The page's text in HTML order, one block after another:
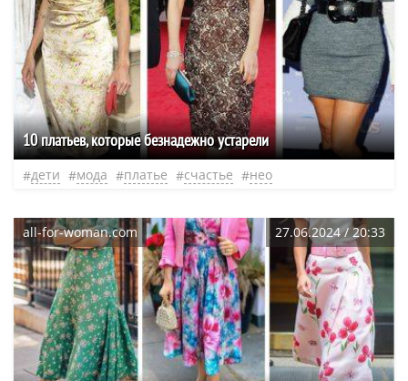
10 платьев, которые безнадежно устарели
дети мода платье счастье нео
all-for-woman.com 27.06.2024 / 20:33